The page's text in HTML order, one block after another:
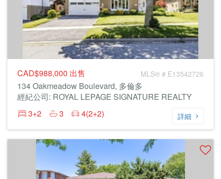
CAD$988,000 出售 MLS® # E13542726
134 Oakmeadow Boulevard, 多倫多
經紀公司: ROYAL LEPAGE SIGNATURE REALTY
3+2
3 4(2+2) 詳細